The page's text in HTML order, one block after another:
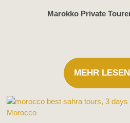
Marokko Private
MEHR LESEN